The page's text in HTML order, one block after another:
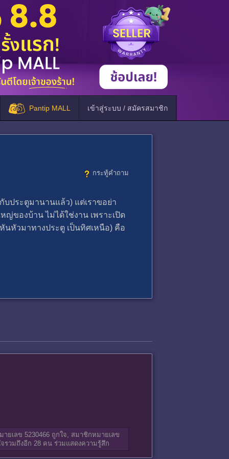
Pantip MALL เข้าสู่ระบบ / สมัครสมาชิก
กระทู้คำถาม
บประตูมานานแล้ว) แต่เราขอย่า
ญ่ของบ้าน ไม่ได้ใช่งาน เพราะเปิด
นหัวมาทางประตู เป็นทิศเหนือ) คือ
ยเลข 5230466 ถูกใจ, สมาชิกหมายเลข
รวมถึงอีก 28 คน ร่วมแสดงความรู้สึก